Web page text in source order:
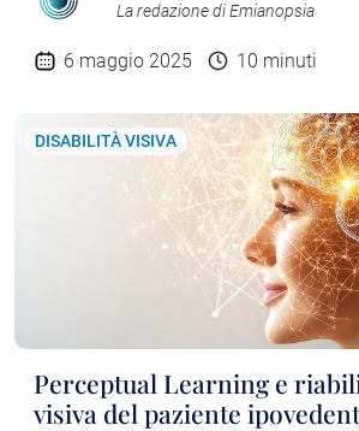
La redazione di Emianopsia
6 maggio 2025 10 minuti
DISABILITÀ VISIVA
Perceptual Learning e
visiva del paziente